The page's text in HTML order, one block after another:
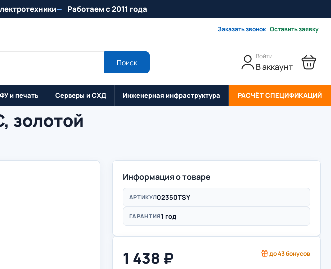
Работаем с 2011 года
Заказать звонок Оставить заявку
Поиск
Войти
В аккаунт
и печать Серверы и СХД Инженерная инфраструктура РАСЧЁТ СПЕЦИФИКАЦИЙ
золотой
Информация о товаре
АРТИКУЛ02350TSY
ГАРАНТИЯ1 год
1 438 ₽ до43бонусов